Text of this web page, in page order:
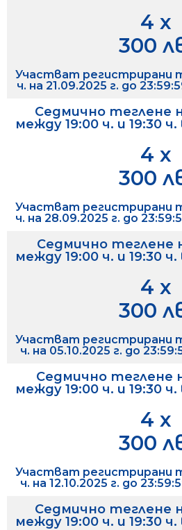
4 х
300
Участват регистрирани
ч. на 21.09.2025 г. до
Седмично теглене
между 19:00 ч. и 19:30
4 х
300
Участват регистрирани
ч. на 28.09.2025 г. до
Седмично теглене
между 19:00 ч. и 19:30
4 х
300
Участват регистрирани
ч. на 05.10.2025 г. до
Седмично теглене
между 19:00 ч. и 19:30
4 х
300
Участват регистрирани
ч. на 12.10.2025 г. до
Седмично теглене
между 19:00 ч. и 19:30